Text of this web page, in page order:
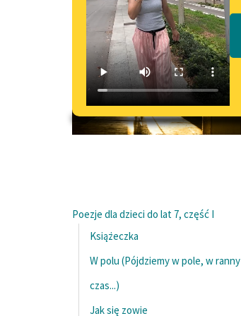
Poezje dla dzieci do lat 7, część I
Książeczka
W polu (Pójdziemy w pole, w ranny
czas...)
Jak się zowie